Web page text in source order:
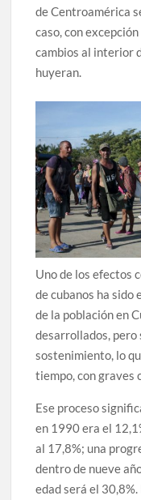
de Centroamérica
caso, con
cambios al interior
huyeran.
Uno de los efectos
de cubanos ha
de la población en
desarrollados, pero
sostenimiento, lo
tiempo, con graves
Ese proceso
en 1990 era el
al 17,8%; una
dentro de nueve
edad será el 30,8%.